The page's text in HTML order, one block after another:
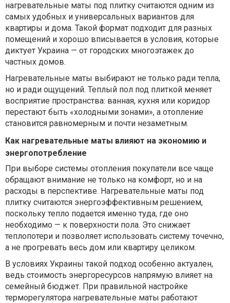
нагревательные маты под плитку считаются одним из
самых удобных и универсальных вариантов для
квартиры и дома. Такой формат подходит для разных
помещений и хорошо вписывается в условия, которые
диктует Украина — от городских многоэтажек до
частных домов.
Нагревательные маты выбирают не только ради тепла,
но и ради ощущений. Теплый пол под плиткой меняет
восприятие пространства: ванная, кухня или коридор
перестают быть «холодными зонами», а отопление
становится равномерным и почти незаметным.
Как нагревательные маты влияют на экономию и
энергопотребление
При выборе системы отопления покупатели все чаще
обращают внимание не только на комфорт, но и на
расходы в перспективе. Нагревательные маты под
плитку считаются энергоэффективным решением,
поскольку тепло подается именно туда, где оно
необходимо — к поверхности пола. Это снижает
теплопотери и позволяет использовать систему точечно,
а не прогревать весь дом или квартиру целиком.
В условиях Украины такой подход особенно актуален,
ведь стоимость энергоресурсов напрямую влияет на
семейный бюджет. При правильной настройке
терморегулятора нагревательные маты работают